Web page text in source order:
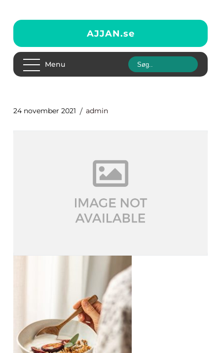
AJJAN.se
Menu
24 november 2021 admin